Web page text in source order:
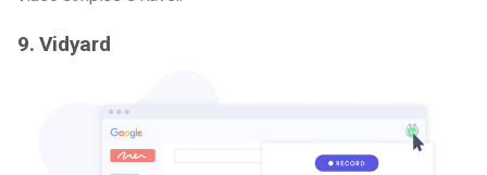
9. Vidyard